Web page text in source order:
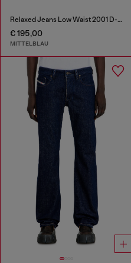
Relaxed Jeans Low Waist 2001 D-Macro
€ 195,00
MITTELBLAU